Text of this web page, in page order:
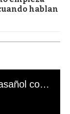
hablan
El mal momento de Yanina Gasañol con un hincha argentino en "Subrayado"